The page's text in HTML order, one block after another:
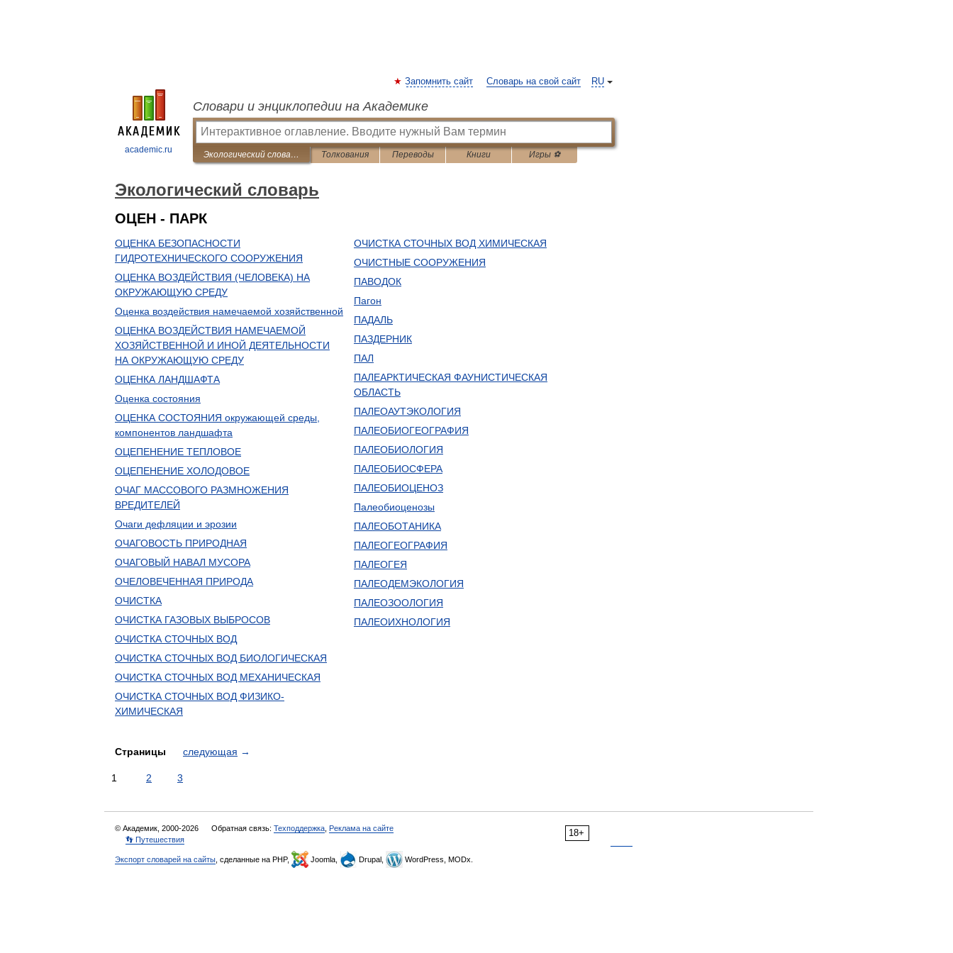
academic.ru
RU
Запомнить сайт Словарь на свой сайт
Словари и энциклопедии на Академике
Экологический словарь Толкования Переводы Книги Игры ⚽
Экологический словарь
ОЦЕН - ПАРК
ОЦЕНКА БЕЗОПАСНОСТИ
ГИДРОТЕХНИЧЕСКОГО СООРУЖЕНИЯ
ОЦЕНКА ВОЗДЕЙСТВИЯ (ЧЕЛОВЕКА) НА
ОКРУЖАЮЩУЮ СРЕДУ
Оценка воздействия намечаемой хозяйственной
ОЦЕНКА ВОЗДЕЙСТВИЯ НАМЕЧАЕМОЙ
ХОЗЯЙСТВЕННОЙ И ИНОЙ ДЕЯТЕЛЬНОСТИ
НА ОКРУЖАЮЩУЮ СРЕДУ
ОЦЕНКА ЛАНДШАФТА
Оценка состояния
ОЦЕНКА СОСТОЯНИЯ окружающей среды,
компонентов ландшафта
ОЦЕПЕНЕНИЕ ТЕПЛОВОЕ
ОЦЕПЕНЕНИЕ ХОЛОДОВОЕ
ОЧАГ МАССОВОГО РАЗМНОЖЕНИЯ
ВРЕДИТЕЛЕЙ
Очаги дефляции и эрозии
ОЧАГОВОСТЬ ПРИРОДНАЯ
ОЧАГОВЫЙ НАВАЛ МУСОРА
ОЧЕЛОВЕЧЕННАЯ ПРИРОДА
ОЧИСТКА
ОЧИСТКА ГАЗОВЫХ ВЫБРОСОВ
ОЧИСТКА СТОЧНЫХ ВОД
ОЧИСТКА СТОЧНЫХ ВОД БИОЛОГИЧЕСКАЯ
ОЧИСТКА СТОЧНЫХ ВОД МЕХАНИЧЕСКАЯ
ОЧИСТКА СТОЧНЫХ ВОД ФИЗИКО-
ХИМИЧЕСКАЯ
ОЧИСТКА СТОЧНЫХ ВОД ХИМИЧЕСКАЯ
ОЧИСТНЫЕ СООРУЖЕНИЯ
ПАВОДОК
Пагон
ПАДАЛЬ
ПАЗДЕРНИК
ПАЛ
ПАЛЕАРКТИЧЕСКАЯ ФАУНИСТИЧЕСКАЯ
ОБЛАСТЬ
ПАЛЕОАУТЭКОЛОГИЯ
ПАЛЕОБИОГЕОГРАФИЯ
ПАЛЕОБИОЛОГИЯ
ПАЛЕОБИОСФЕРА
ПАЛЕОБИОЦЕНОЗ
Палеобиоценозы
ПАЛЕОБОТАНИКА
ПАЛЕОГЕОГРАФИЯ
ПАЛЕОГЕЯ
ПАЛЕОДЕМЭКОЛОГИЯ
ПАЛЕОЗООЛОГИЯ
ПАЛЕОИХНОЛОГИЯ
Страницы следующая →
1 2 3
18+
© Академик, 2000-2026 Обратная связь: Техподдержка Реклама на сайте
👣 Путешествия
Экспорт словарей на сайты , сделанные на PHP, Joomla, Drupal, WordPress, MODx.